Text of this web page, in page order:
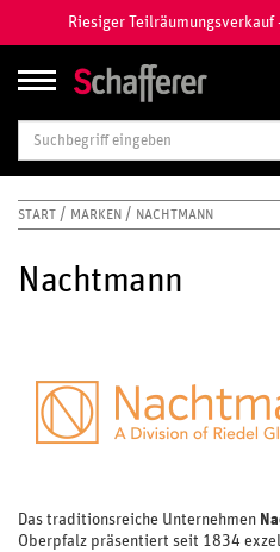
Riesiger
START MARKEN NACHTMANN
Nachtmann
Das traditionsreiche Unternehmen
Oberpfalz präsentiert seit 1834